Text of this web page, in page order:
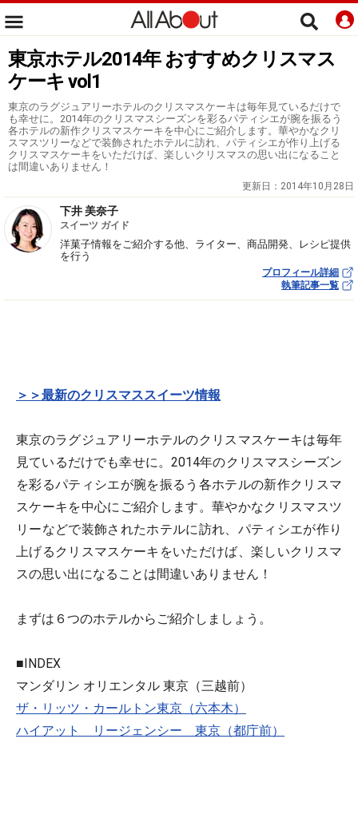
東京ホテル2014年 おすすめクリスマス
ケーキ vol1
東京のラグジュアリーホテルのクリスマスケーキは毎年見ているだけで
も幸せに。2014年のクリスマスシーズンを彩るパティシエが腕を振るう
各ホテルの新作クリスマスケーキを中心にご紹介します。華やかなクリ
スマスツリーなどで装飾されたホテルに訪れ、パティシエが作り上げる
クリスマスケーキをいただけば、楽しいクリスマスの思い出になること
は間違いありません！
更新日： 2014年10月28日
下井 美奈子
スイーツ ガイド
洋菓子情報をご紹介する他、ライター、商品開発、レシピ提供
を行う
プロフィール詳細
執筆記事一覧
＞＞最新のクリスマススイーツ情報
東京のラグジュアリーホテルのクリスマスケーキは毎年
見ているだけでも幸せに。2014年のクリスマスシーズン
を彩るパティシエが腕を振るう各ホテルの新作クリスマ
スケーキを中心にご紹介します。華やかなクリスマスツ
リーなどで装飾されたホテルに訪れ、パティシエが作り
上げるクリスマスケーキをいただけば、楽しいクリスマ
スの思い出になることは間違いありません！
まずは６つのホテルからご紹介しましょう。
■INDEX
マンダリン オリエンタル 東京（三越前）
ザ・リッツ・カールトン東京（六本木）
ハイアット リージェンシー 東京（都庁前）